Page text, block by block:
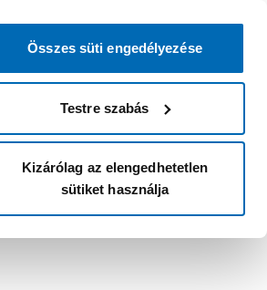
Összes süti engedélyezése
Testre szabás
Kizárólag az elengedhetetlen
sütiket használja